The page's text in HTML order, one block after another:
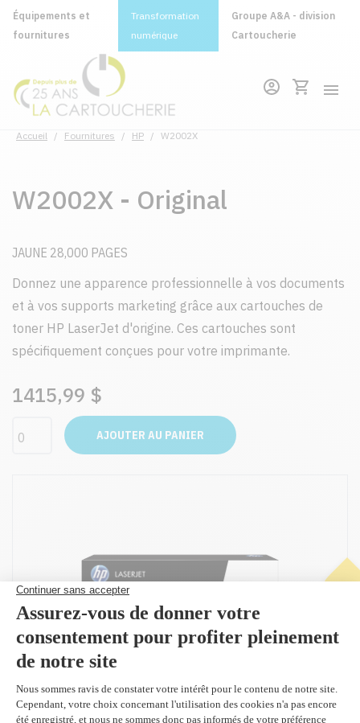
Équipements et
fournitures
Transformation
numérique
Groupe A&A - division
Cartoucherie
Accueil / Fournitures / HP / W2002X
W2002X - Original
JAUNE 28,000 PAGES
Donnez une apparence professionnelle à vos documents
et à vos supports marketing grâce aux cartouches de
toner HP LaserJet d'origine. Ces cartouches sont
spécifiquement conçues pour votre imprimante.
1415,99 $
AJOUTER AU PANIER